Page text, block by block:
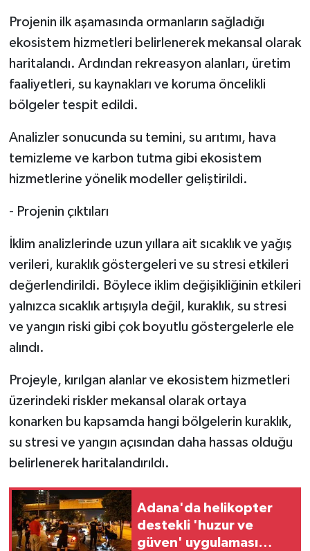
Projenin ilk aşamasında ormanların sağladığı
ekosistem hizmetleri belirlenerek mekansal olarak
haritalandı. Ardından rekreasyon alanları, üretim
faaliyetleri, su kaynakları ve koruma öncelikli
bölgeler tespit edildi.
Analizler sonucunda su temini, su arıtımı, hava
temizleme ve karbon tutma gibi ekosistem
hizmetlerine yönelik modeller geliştirildi.
- Projenin çıktıları
İklim analizlerinde uzun yıllara ait sıcaklık ve yağış
verileri, kuraklık göstergeleri ve su stresi etkileri
değerlendirildi. Böylece iklim değişikliğinin etkileri
yalnızca sıcaklık artışıyla değil, kuraklık, su stresi
ve yangın riski gibi çok boyutlu göstergelerle ele
alındı.
Projeyle, kırılgan alanlar ve ekosistem hizmetleri
üzerindeki riskler mekansal olarak ortaya
konarken bu kapsamda hangi bölgelerin kuraklık,
su stresi ve yangın açısından daha hassas olduğu
belirlenerek haritalandırıldı.
Adana'da helikopter
destekli 'huzur ve
güven' uygulaması